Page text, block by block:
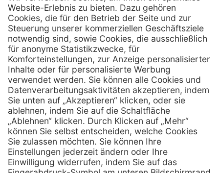
Kontakt
MediQuick Arzt- und Krankenhausbedarfshandel GmbH
Hans-Wunderlich-Straße 7
D-49078 Osnabrück
Telefon:0800 - 633 43 66
E-Mail: info @ mediquick.de
Services
Serviceversprechen
Sprechstundenbedarf
Retoure anmelden
Hilfe
FAQs
Kontakt
Lob & Kritik